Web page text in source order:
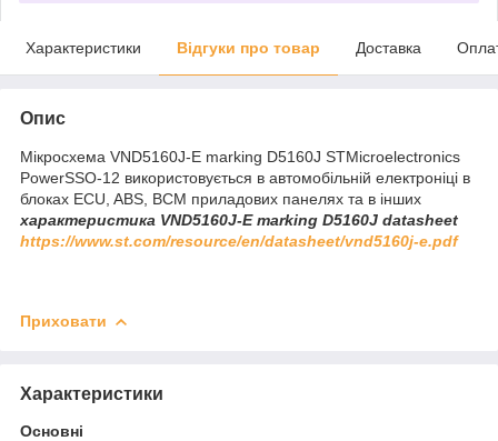
Характеристики Відгуки про товар Доставка
Опис
Мікросхема VND5160J-E marking D5160J STMicroelectronics
PowerSSO-12 використовується в автомобільній електроніці в
блоках ECU, ABS, BCM приладових панелях та в інших
характеристика VND5160J-E marking D5160J datasheet
https://www.st.com/resource/en/datasheet/vnd5160j-e.pdf
Приховати
Характеристики
Основні